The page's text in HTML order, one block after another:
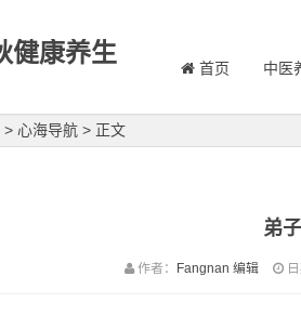
首页 中医
> 心海导航 > 正文
弟
作者： Fangnan 编辑 日